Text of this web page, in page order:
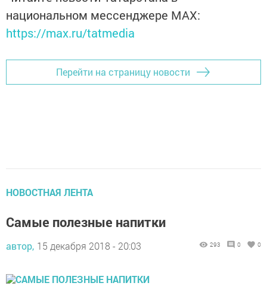
национальном мессенджере MАХ:
https://max.ru/tatmedia
Перейти на страницу новости
НОВОСТНАЯ ЛЕНТА
Самые полезные напитки
автор, 15 декабря 2018 - 20:03 293 0 0